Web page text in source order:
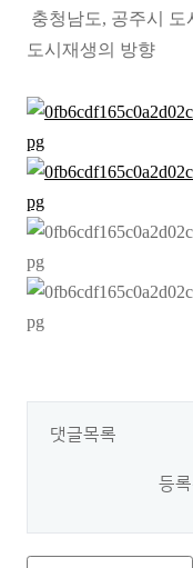
충청남도, 공주시
도시재생의 방향
댓글목록
등